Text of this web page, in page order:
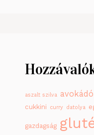
aszalt szilva avokádó
cukkini curry datolya
gazdagság